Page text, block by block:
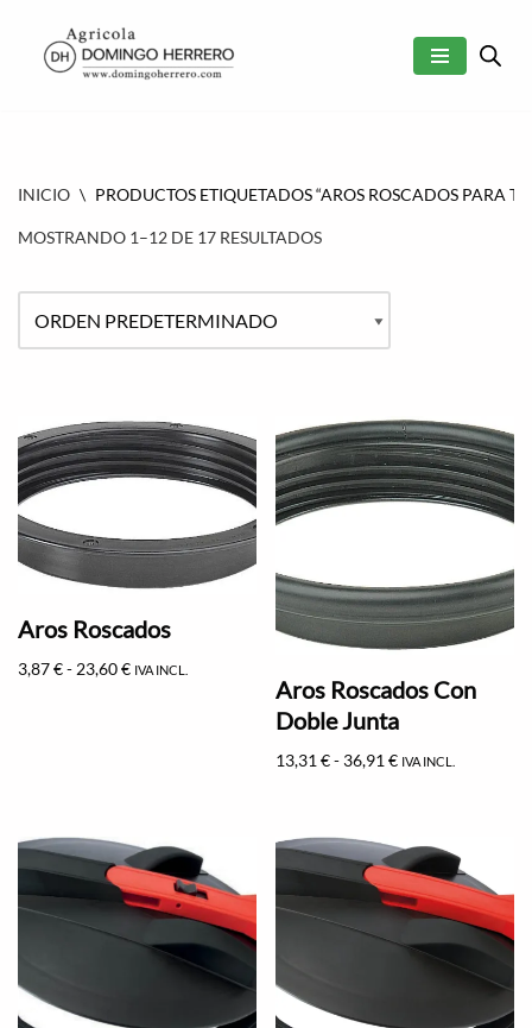
SALTAR
INICIO \ PRODUCTOS ETIQUETADOS “AROS ROSCADOS PARA
MOSTRANDO 1–12 DE 17 RESULTADOS
Aros Roscados
3,87€-23,60€ IVA INCL.
Aros Roscados Con
Doble Junta
13,31€- 36,91€ IVA INCL.